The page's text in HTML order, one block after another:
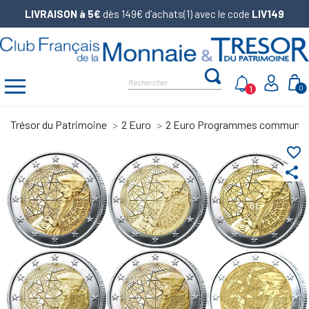
LIVRAISON à 5€ dès 149€ d’achats(1) avec le code LIV149
0
1
Trésor du Patrimoine 2 Euro 2 Euro Programmes communs
share
favorite_border